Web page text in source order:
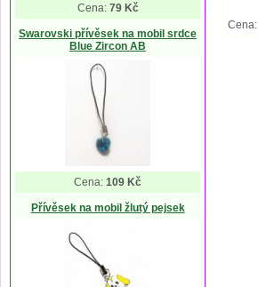
Cena:
Cena: 79 Kč
Swarovski přívěsek na mobil srdce
Blue Zircon AB
Cena: 109 Kč
Přívěsek na mobil žlutý pejsek